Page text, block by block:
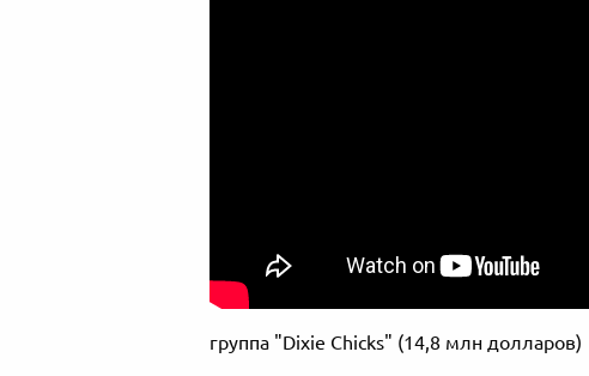
группа "Dixie Chicks" (14,8 млн долларов)